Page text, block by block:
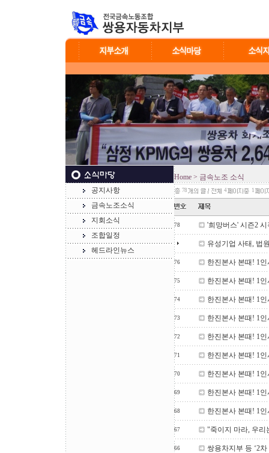
공지사항
금속노조소식
지회소식
조합일정
헤드라인뉴스
Home > 금속노조 소식
78 4 1
78 '희망버스' 시즌2
유성기업 사태, 법
76 한진본사 본때! 1
75 한진본사 본때! 1
74 한진본사 본때! 1
73 한진본사 본때! 1
72 한진본사 본때! 1
71 한진본사 본때! 1
70 한진본사 본때! 1
69 한진본사 본때! 1
68 한진본사 본때! 1
67 "죽이지 마라, 우리
66 쌍용차지부 등 ‘2